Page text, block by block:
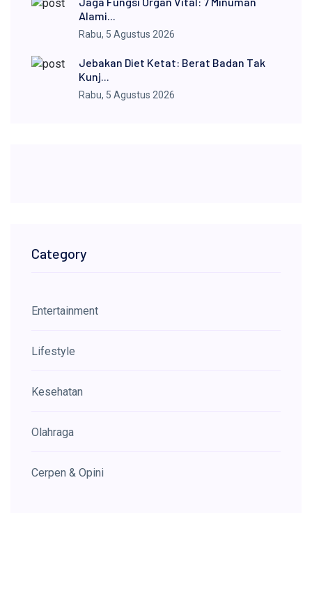
Alami...
Rabu, 5 Agustus 2026
Jebakan Diet Ketat: Berat Badan Tak
Kunj...
Rabu, 5 Agustus 2026
Category
Entertainment
Lifestyle
Kesehatan
Olahraga
Cerpen & Opini